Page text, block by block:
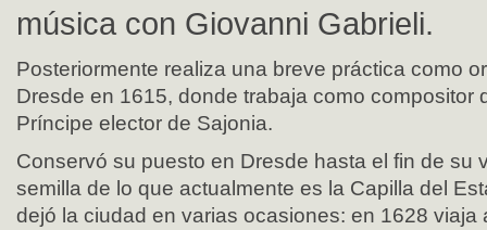
música con Giovanni Gabrieli.
Posteriormente realiza una breve práctica como
Dresde en 1615, donde trabaja como compositor
Príncipe elector de Sajonia.
Conservó su puesto en Dresde hasta el fin de su
semilla de lo que actualmente es la Capilla del
dejó la ciudad en varias ocasiones: en 1628 viaja